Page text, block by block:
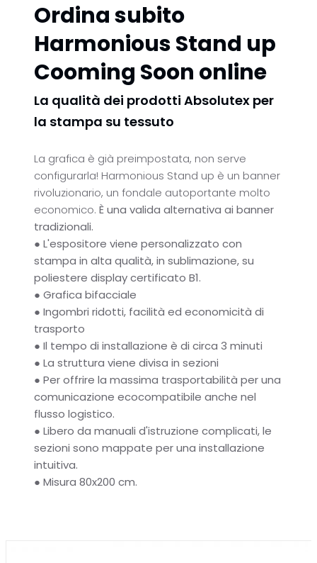
Ordina subito
Harmonious Stand up
Cooming Soon online
La qualità dei prodotti Absolutex per
la stampa su tessuto
La grafica è già preimpostata, non serve
configurarla! Harmonious Stand up è un banner
rivoluzionario, un fondale autoportante molto
economico. È una valida alternativa ai banner
tradizionali.
● L'espositore viene personalizzato con
stampa in alta qualità, in sublimazione, su
poliestere display certificato B1.
● Grafica bifacciale
● Ingombri ridotti, facilità ed economicità di
trasporto
● Il tempo di installazione è di circa 3 minuti
● La struttura viene divisa in sezioni
● Per offrire la massima trasportabilità per una
comunicazione ecocompatibile anche nel
flusso logistico.
● Libero da manuali d'istruzione complicati, le
sezioni sono mappate per una installazione
intuitiva.
● Misura 80x200 cm.